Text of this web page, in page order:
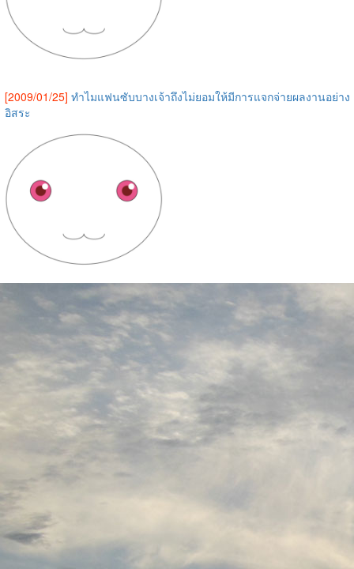
[2009/01/25] ทำไมแฟนซับบางเจ้าถึงไม่ยอมให้มีการแจกจ่ายผลงานอย่าง
อิสระ